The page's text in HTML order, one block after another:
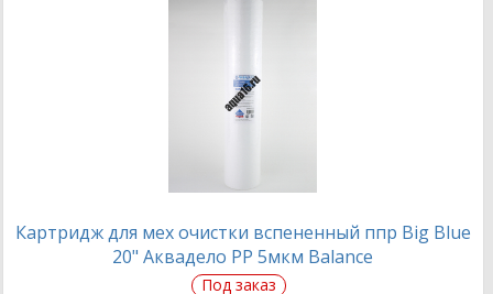
Картридж для мех очистки вспененный ппр Big Blue
20" Аквадело PP 5мкм Balance
Под заказ